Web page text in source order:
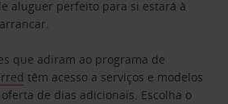
aluguer perfeito para si estará à
que adiram ao programa de
têm acesso a serviços e modelos
de dias adicionais. Escolha o